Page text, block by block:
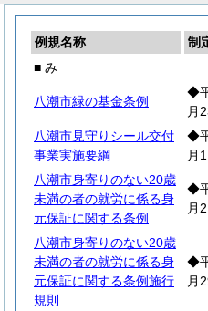
例規名称 制
■ み
八潮市緑の基金条例
◆
月
八潮市見守りシール交付
事業実施要綱
◆
月
八潮市身寄りのない20歳
未満の者の就労に係る身
元保証に関する条例
◆
月
八潮市身寄りのない20歳
未満の者の就労に係る身
元保証に関する条例施行
規則
◆
月